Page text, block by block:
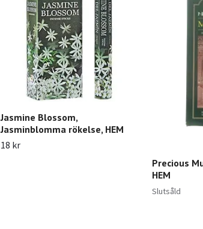
Jasmine Blossom,
Jasminblomma rökelse, HEM
18 kr
Precious
HEM
Slutsåld